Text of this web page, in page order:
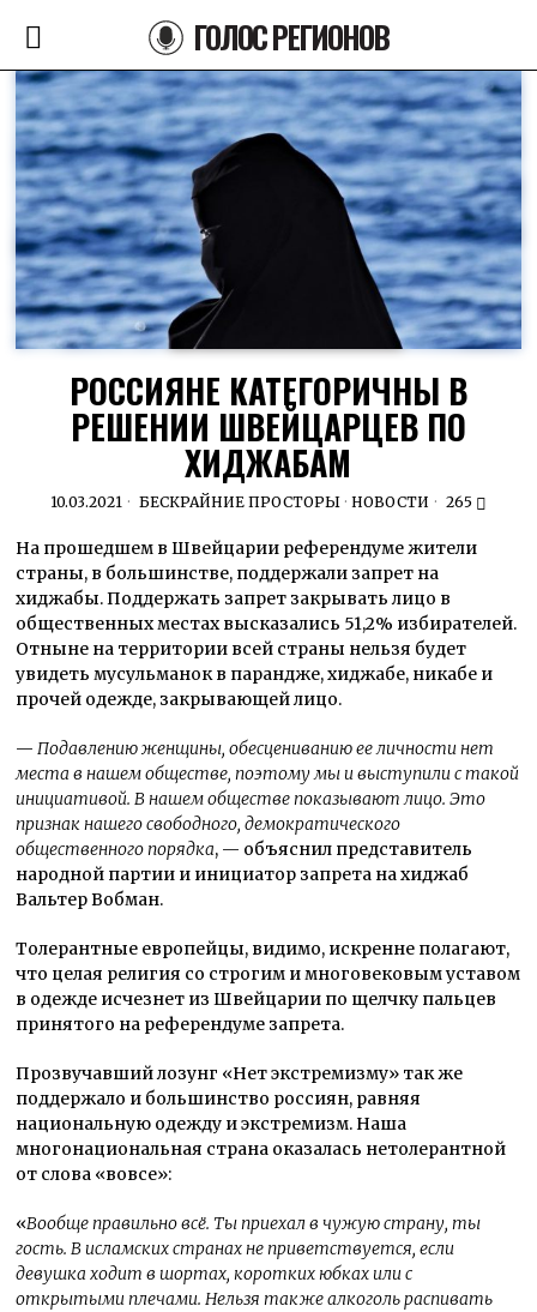
ГОЛОС РЕГИОНОВ
РОССИЯНЕ КАТЕГОРИЧНЫ В
РЕШЕНИИ ШВЕЙЦАРЦЕВ ПО
ХИДЖАБАМ
10.03.2021 БЕСКРАЙНИЕ ПРОСТОРЫ · НОВОСТИ 265
На прошедшем в Швейцарии референдуме жители
страны, в большинстве, поддержали запрет на
хиджабы. Поддержать запрет закрывать лицо в
общественных местах высказались 51,2% избирателей.
Отныне на территории всей страны нельзя будет
увидеть мусульманок в парандже, хиджабе, никабе и
прочей одежде, закрывающей лицо.
—Подавлению женщины, обесцениванию ее личности нет
места в нашем обществе, поэтому мы и выступили с такой
инициативой. В нашем обществе показывают лицо. Это
признак нашего свободного, демократического
общественного порядка, — объяснил представитель
народной партии и инициатор запрета на хиджаб
Вальтер Вобман.
Толерантные европейцы, видимо, искренне полагают,
что целая религия со строгим и многовековым уставом
в одежде исчезнет из Швейцарии по щелчку пальцев
принятого на референдуме запрета.
Прозвучавший лозунг «Нет экстремизму» так же
поддержало и большинство россиян, равняя
национальную одежду и экстремизм. Наша
многонациональная страна оказалась нетолерантной
от слова «вовсе»:
«Вообще правильно всё. Ты приехал в чужую страну, ты
гость. В исламских странах не приветствуется, если
девушка ходит в шортах, коротких юбках или с
открытыми плечами. Нельзя также алкоголь распивать